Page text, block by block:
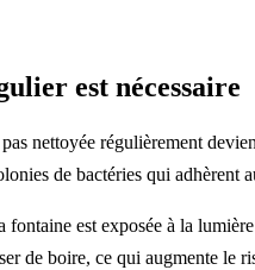
est nécessaire
nettoyée régulièrement
de bactéries qui adhèrent
fontaine est exposée à la
de boire, ce qui augmente le